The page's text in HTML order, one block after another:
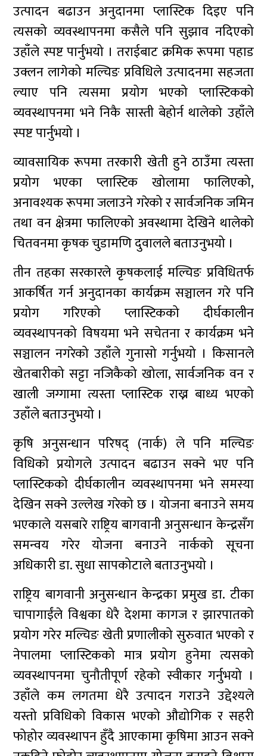
उत्पादन बढाउन अनुदानमा प्लास्टिक दिइए पनि
त्यसको व्यवस्थापनमा कसैले पनि सुझाव नदिएको
उहाँले स्पष्ट पार्नुभयो । तराईबाट क्रमिक रूपमा पहाड
उक्लन लागेको मल्चिङ प्रविधिले उत्पादनमा सहजता
ल्याए पनि त्यसमा प्रयोग भएको प्लास्टिकको
व्यवस्थापनमा भने निकै सास्ती बेहोर्न थालेको उहाँले
स्पष्ट पार्नुभयो ।
व्यावसायिक रूपमा तरकारी खेती हुने ठाउँमा त्यस्ता
प्रयोग भएका प्लास्टिक खोलामा फालिएको,
अनावश्यक रूपमा जलाउने गरेको र सार्वजनिक जमिन
तथा वन क्षेत्रमा फालिएको अवस्थामा देखिने थालेको
चितवनमा कृषक चुडामणि दुवालले बताउनुभयो ।
तीन तहका सरकारले कृषकलाई मल्चिङ प्रविधितर्फ
आकर्षित गर्न अनुदानका कार्यक्रम सञ्चालन गरे पनि
प्रयोग गरिएको प्लास्टिकको दीर्घकालीन
व्यवस्थापनको विषयमा भने सचेतना र कार्यक्रम भने
सञ्चालन नगरेको उहाँले गुनासो गर्नुभयो । किसानले
खेतबारीको सट्टा नजिकैको खोला, सार्वजनिक वन र
खाली जग्गामा त्यस्ता प्लास्टिक राख्न बाध्य भएको
उहाँले बताउनुभयो ।
कृषि अनुसन्धान परिषद् (नार्क) ले पनि मल्चिङ
विधिको प्रयोगले उत्पादन बढाउन सक्ने भए पनि
प्लास्टिकको दीर्घकालीन व्यवस्थापनमा भने समस्या
देखिन सक्ने उल्लेख गरेको छ । योजना बनाउने समय
भएकाले यसबारे राष्ट्रिय बागवानी अनुसन्धान केन्द्रसँग
समन्वय गरेर योजना बनाउने नार्कको सूचना
अधिकारी डा. सुधा सापकोटाले बताउनुभयो ।
राष्ट्रिय बागवानी अनुसन्धान केन्द्रका प्रमुख डा. टीका
चापागाईंले विश्वका धेरै देशमा कागज र झारपातको
प्रयोग गरेर मल्चिङ खेती प्रणालीको सुरुवात भएको र
नेपालमा प्लास्टिकको मात्र प्रयोग हुनेमा त्यसको
व्यवस्थापनमा चुनौतीपूर्ण रहेको स्वीकार गर्नुभयो ।
उहाँले कम लगतमा धेरै उत्पादन गराउने उद्देश्यले
यस्तो प्रविधिको विकास भएको औद्योगिक र सहरी
फोहोर व्यवस्थापन हुँदै आएकामा कृषिमा आउन सक्ने